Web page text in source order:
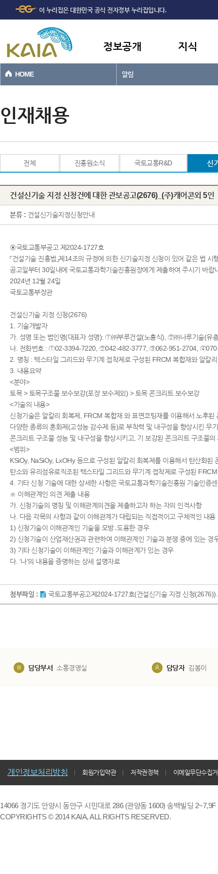
본문바로가기
이 누리집은 대한민국 공식 전자정부 누리집입니다.
정보공개 지식
HOME 알림
인재채용
전체 진흥원소식 국토교통R&D 신
건설신기술 지정 신청건에 대한 관보공고(2676)_(주)캐어콘외 5인
분류 : 건설신기술지정신청안내
◉국토교통부공고 제2024-1727호
「건설기술 진흥법」제14조의 규정에 의한 신기술지정 신청이 있어 같은 법
공고일부터 30일내에 국토교통과학기술진흥원장에게 제출하여 주시기 바랍
2024년 12월 24일
국토교통부장관
건설신기술 지정 신청(2676)
1. 기술개발자
가. 성명 또는 법인명(대표자 성명): ①㈜부루건설(노홍식), ②㈜나루기술(
나. 전화번호 : ①02-3394-7220, ②042-482-3777, ③062-951-2704,
2. 명칭 : 텍스타일 그리드와 무기계 접착제로 구성된 FRCM 복합재와 알칼
3. 내용요약
<분야>
토목 > 토목구조물 보수보강(포장 보수제외) > 토목 콘크리트 보수보강
<기술의 내용>
신청기술은 알칼리 회복제, FRCM 복합재 와 표면코팅재를 이용해서 노후
다양한 종류의 혼화제(고성능 감수제 등)로 부착력 및 내구성을 향상시킨
콘크리트 구조물 성능 및 내구성을 향상시키고, 기 보강된 콘크리트 구조물
<범위>
KSiOy, NaSiOy, LxOHy 등으로 구성된 알칼리 회복제를 이용해서 탄산화
탄소와 유리섬유로직조된 텍스타일 그리드와 무기계 접착제로 구성된
4. 기타 신청 기술에 대한 상세한 사항은 국토교통과학기술진흥원 기술인증
※ 이해관계인 의견 제출 내용
가. 신청기술의 명칭 및 이해관계의견을 제출하고자 하는 자의 인적사항
나. 다음 각목의 사항과 같이 이해관계가 대립되는 직접적이고 구체적인 내용
1) 신청기술이 이해관계인 기술을 모방․도용한 경우
2) 신청기술이 산업재산권과 관련하여 이해관계인 기술과 분쟁 중에 있는 경
3) 기타 신청기술이 이해관계인 기술과 이해관계가 있는 경우
다. ‘나’의 내용을 증명하는 상세 설명자료​​
첨부파일 : 국토교통부공고제2024-1727호(건설신기술 지정 신청
담당부서 소통경영실 담당자 김봄이
개인정보처리방침 회원가입약관 저작권정책 이메일무단수집
14066 경기도 안양시 동안구 시민대로 286 (관양동 1600) 송백빌딩
COPYRIGHTS © 2014 KAIA, ALL RIGHTS RESERVED.